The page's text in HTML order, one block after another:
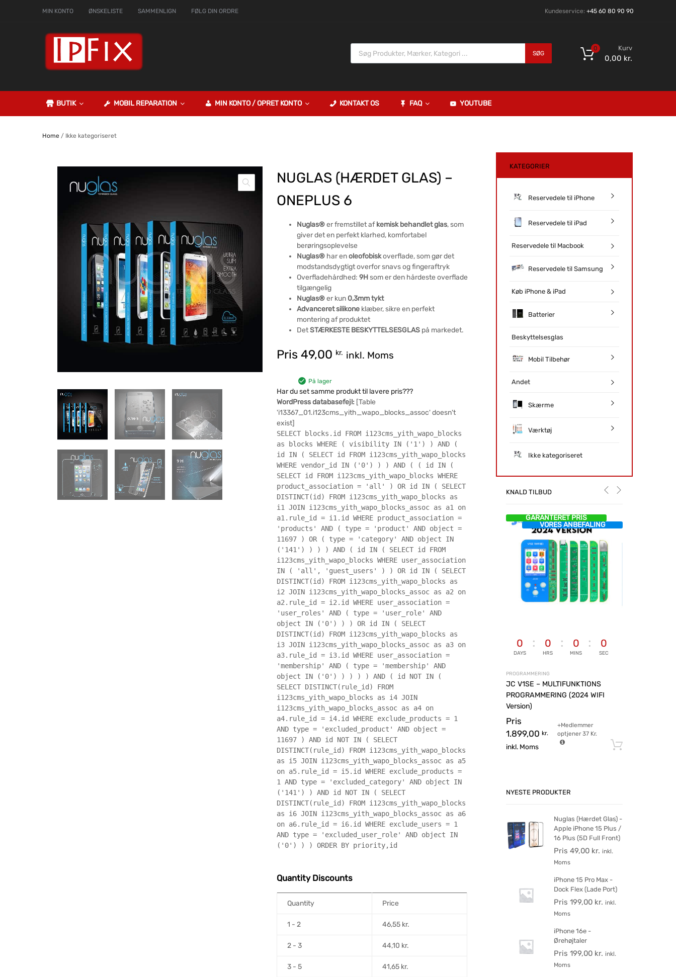
MIN KONTO ØNSKELISTE SAMMENLIGN FØLG DIN ORDRE Kundeservice: +45 60 80 90 90
SØG
Kurv
0,00 kr.
0
BUTIK MOBIL REPARATION MIN KONTO / OPRET KONTO KONTAKT OS FAQ YOUTUBE
Home/ Ikke kategoriseret
NUGLAS (HÆRDET GLAS) –
ONEPLUS 6
Nuglas®er fremstillet afkemisk behandlet glas, som
giver det en perfekt klarhed, komfortabel
berøringsoplevelse
Nuglas®har enoleofobiskoverflade, som gør det
modstandsdygtigt overfor snavs og fingeraftryk
Overfladehårdhed: 9Hsom er den hårdeste overflade
tilgængelig
Nuglas®er kun 0,3mm tykt
Advanceret silikoneklæber, sikre en perfekt
montering af produktet
DetSTÆRKESTE BESKYTTELSESGLASpå markedet.
Pris 49,00 kr. inkl. Moms
På lager
Har du set samme produkt til lavere pris???
WordPress databasefejl: [Table
'i13367_01.i123cms_yith_wapo_blocks_assoc' doesn't
exist]
SELECT blocks.id FROM i123cms_yith_wapo_blocks
as blocks WHERE ( visibility IN ('1') ) AND (
id IN ( SELECT id FROM i123cms_yith_wapo_blocks
WHERE vendor_id IN ('0') ) ) AND ( ( id IN (
SELECT id FROM i123cms_yith_wapo_blocks WHERE
product_association = 'all' ) OR id IN ( SELECT
DISTINCT(id) FROM i123cms_yith_wapo_blocks as
i1 JOIN i123cms_yith_wapo_blocks_assoc as a1 on
a1.rule_id = i1.id WHERE product_association =
'products' AND ( type = 'product' AND object =
11697 ) OR ( type = 'category' AND object IN
('141') ) ) ) AND ( id IN ( SELECT id FROM
i123cms_yith_wapo_blocks WHERE user_association
IN ( 'all', 'guest_users' ) ) OR id IN ( SELECT
DISTINCT(id) FROM i123cms_yith_wapo_blocks as
i2 JOIN i123cms_yith_wapo_blocks_assoc as a2 on
a2.rule_id = i2.id WHERE user_association =
'user_roles' AND ( type = 'user_role' AND
object IN ('0') ) ) OR id IN ( SELECT
DISTINCT(id) FROM i123cms_yith_wapo_blocks as
i3 JOIN i123cms_yith_wapo_blocks_assoc as a3 on
a3.rule_id = i3.id WHERE user_association =
'membership' AND ( type = 'membership' AND
object IN ('0') ) ) ) ) AND ( id NOT IN (
SELECT DISTINCT(rule_id) FROM
i123cms_yith_wapo_blocks as i4 JOIN
i123cms_yith_wapo_blocks_assoc as a4 on
a4.rule_id = i4.id WHERE exclude_products = 1
AND type = 'excluded_product' AND object =
11697 ) AND id NOT IN ( SELECT
DISTINCT(rule_id) FROM i123cms_yith_wapo_blocks
as i5 JOIN i123cms_yith_wapo_blocks_assoc as a5
on a5.rule_id = i5.id WHERE exclude_products =
1 AND type = 'excluded_category' AND object IN
('141') ) AND id NOT IN ( SELECT
DISTINCT(rule_id) FROM i123cms_yith_wapo_blocks
as i6 JOIN i123cms_yith_wapo_blocks_assoc as a6
on a6.rule_id = i6.id WHERE exclude_users = 1
AND type = 'excluded_user_role' AND object IN
('0') ) ) ORDER BY priority,id
Quantity Discounts
Quantity Price
1 - 2 46,55 kr.
2 - 3 44,10 kr.
3 - 5 41,65 kr.
KATEGORIER
Reservedele til iPhone
Reservedele til iPad
Reservedele til Macbook
Reservedele til Samsung
Køb iPhone & iPad
Batterier
Beskyttelsesglas
Mobil Tilbehør
Andet
Skærme
Værktøj
Ikke kategoriseret
KNALD TILBUD
GARANTERET PRIS
VORES ANBEFALING
0
DAYS
0
HRS
0
MINS
0
SEC
PROGRAMMERING
JC V1SE – MULTIFUNKTIONS
PROGRAMMERING (2024 WIFI
Version)
Pris
1.899,00 kr.
inkl. Moms
+Medlemmer
optjener37 Kr.
NYESTE PRODUKTER
Nuglas (Hærdet Glas) -
Apple iPhone 15 Plus /
16 Plus (5D Full Front)
Pris 49,00 kr. inkl.
Moms
iPhone 15 Pro Max -
Dock Flex (Lade Port)
Pris 199,00 kr. inkl.
Moms
iPhone 16e -
Ørehøjtaler
Pris 199,00 kr. inkl.
Moms